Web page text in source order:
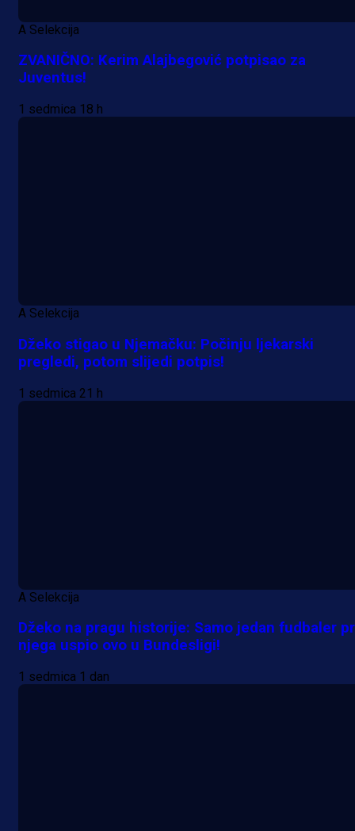
A Selekcija
ZVANIČNO: Kerim Alajbegović potpisao za
Juventus!
1 sedmica 18 h
A Selekcija
Džeko stigao u Njemačku: Počinju ljekarski
pregledi, potom slijedi potpis!
1 sedmica 21 h
A Selekcija
Džeko na pragu historije: Samo jedan fudbaler
njega uspio ovo u Bundesligi!
1 sedmica 1 dan